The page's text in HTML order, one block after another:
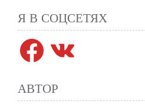
Я В СОЦСЕТЯХ
Facebook
АВТОР